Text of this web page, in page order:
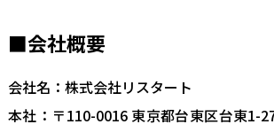
■会社概要
会社名：株式会社リスタート
本社：〒110-0016 東京都台東区台東1-